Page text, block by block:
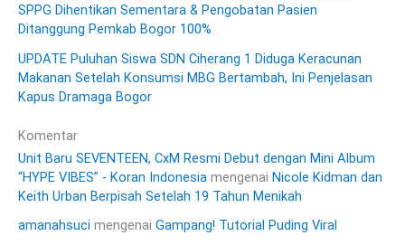
SPPG Dihentikan Sementara & Pengobatan Pasien
Ditanggung Pemkab Bogor 100%
UPDATE Puluhan Siswa SDN Ciherang 1 Diduga Keracunan
Makanan Setelah Konsumsi MBG Bertambah, Ini Penjelasan
Kapus Dramaga Bogor
Komentar
Unit Baru SEVENTEEN, CxM Resmi Debut dengan Mini Album
“HYPE VIBES” - Koran Indonesia mengenai Nicole Kidman dan
Keith Urban Berpisah Setelah 19 Tahun Menikah
amanahsuci mengenai Gampang! Tutorial Puding Viral